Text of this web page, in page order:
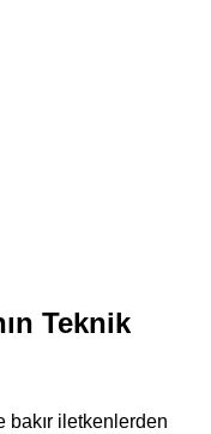
Teknik
iletkenlerden